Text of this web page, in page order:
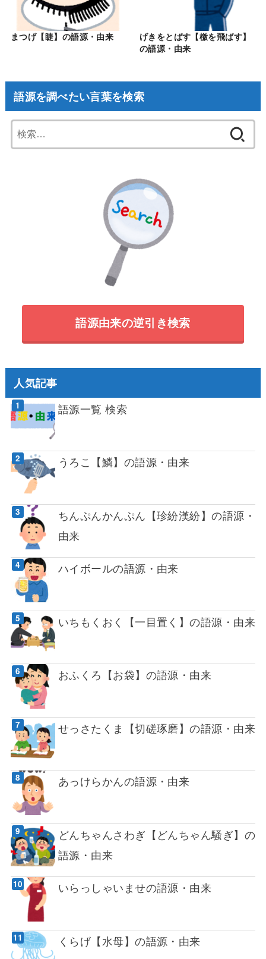
まつげ【睫】の語源・由来
げきをとばす【檄を飛ばす】
の語源・由来
語源を調べたい言葉を検索
索:
語源由来の逆引き検索
人気記事
語源一覧 検索
うろこ【鱗】の語源・由来
ちんぷんかんぷん【珍紛漢紛】の語源・
由来
ハイボールの語源・由来
いちもくおく【一目置く】の語源・由来
おふくろ【お袋】の語源・由来
せっさたくま【切磋琢磨】の語源・由来
あっけらかんの語源・由来
どんちゃんさわぎ【どんちゃん騒ぎ】の
語源・由来
いらっしゃいませの語源・由来
くらげ【水母】の語源・由来